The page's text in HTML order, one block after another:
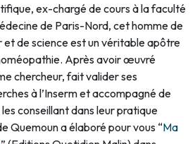
ex-chargé de cours à la faculté
de Paris-Nord, cet homme de
de science est un véritable apôtre
Après avoir œuvré
chercheur, fait valider ses
à l’Inserm et accompagné de
conseillant dans leur pratique
Quemoun a élaboré pour vous “Ma